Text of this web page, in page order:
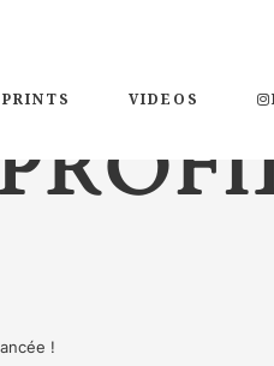
PRINTS VIDEOS
!